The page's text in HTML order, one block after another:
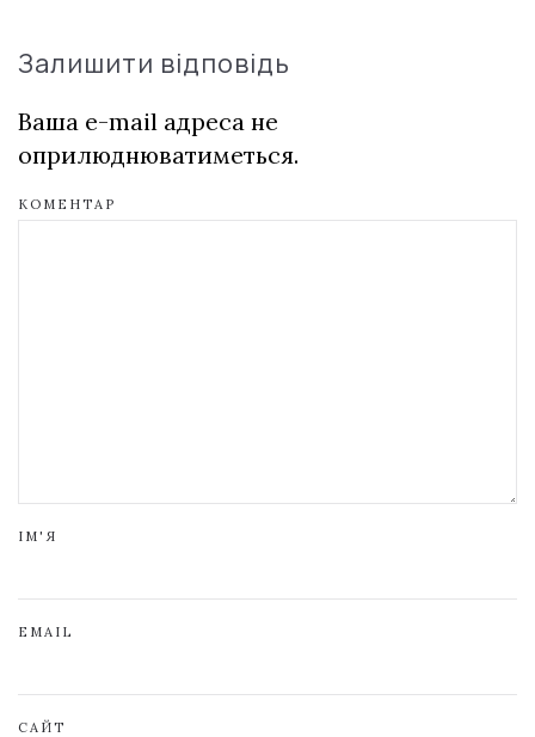
Залишити відповідь
Ваша e-mail адреса не
оприлюднюватиметься.
КОМЕНТАР
ІМ'Я
EMAIL
САЙТ